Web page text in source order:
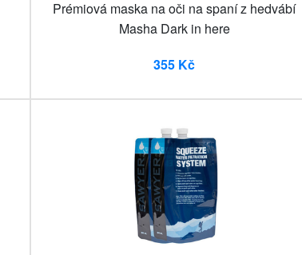
Prémiová maska na oči na spaní z hedvábí
Masha Dark in here
355 Kč